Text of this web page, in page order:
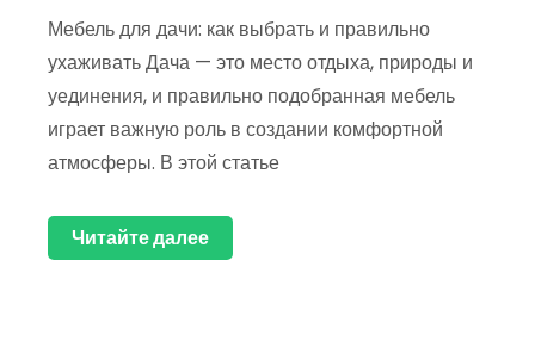
Мебель для дачи: как выбрать и правильно
ухаживать Дача — это место отдыха, природы и
уединения, и правильно подобранная мебель
играет важную роль в создании комфортной
атмосферы. В этой статье
Читайте далее